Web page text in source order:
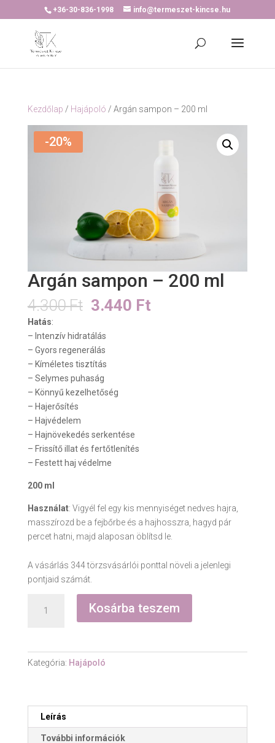
+36-30-836-1998 info@termeszet-kincse.hu
Kezdőlap / Hajápoló / Argán sampon – 200 ml
-20%
Argán sampon – 200 ml
4.300Ft Original
was:
4.300 Ft.
3.440 FtCurrent
Hatás:
– Intenzív hidratálás
– Gyors regenerálás
– Kíméletes tisztítás
– Selymes puhaság
– Könnyű kezelhetőség
– Hajerősítés
– Hajvédelem
– Hajnövekedés serkentése
– Frissítő illat és fertőtlenítés
– Festett haj védelme
200 ml
Használat: Vigyél fel egy kis mennyiséget nedves hajra,
masszírozd be a fejbőrbe és a hajhosszra, hagyd pár
percet hatni, majd alaposan öblítsd le.
A vásárlás 344 törzsvásárlói ponttal növeli a jelenlegi
pontjaid számát.
sampon
mennyiség
Kosárba teszem
Kategória: Hajápoló
Leírás
További információk